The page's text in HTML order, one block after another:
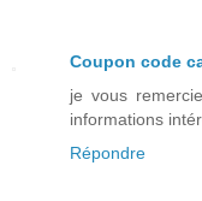
Coupon code
je vous
informations
Répondre